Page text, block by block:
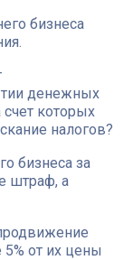
бизнеса
денежных
которых
налогов?
бизнеса за
штраф, а
5% от их цены